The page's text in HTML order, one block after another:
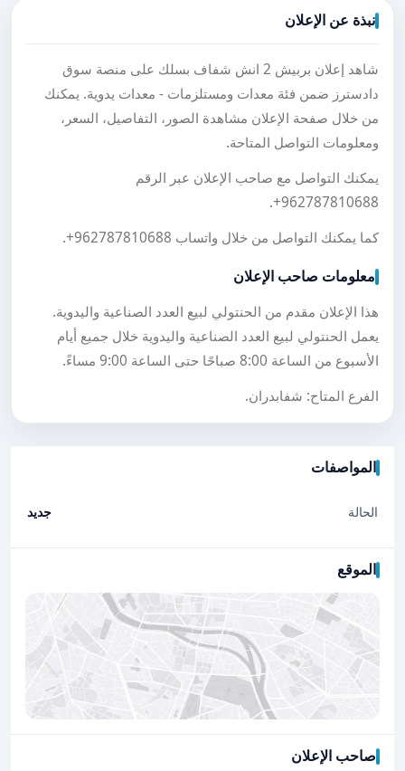
نبذة عن الإعلان
شاهد إعلان بربيش 2 انش شفاف بسلك على منصة سوق
دادسترز ضمن فئة معدات ومستلزمات - معدات يدوية. يمكنك
من خلال صفحة الإعلان مشاهدة الصور، التفاصيل، السعر،
ومعلومات التواصل المتاحة.
يمكنك التواصل مع صاحب الإعلان عبر الرقم
+962787810688
.
كما يمكنك التواصل من خلال واتساب +962787810688
.
معلومات صاحب الإعلان
هذا الإعلان مقدم من الحنتولي لبيع العدد الصناعية واليدوية.
يعمل الحنتولي لبيع العدد الصناعية واليدوية خلال جميع أيام
الأسبوع من الساعة 8:00 صباحًا حتى الساعة 9:00 مساءً.
الفرع المتاح: شفابدران.
المواصفات
الحالة جديد
الموقع
صاحب الإعلان